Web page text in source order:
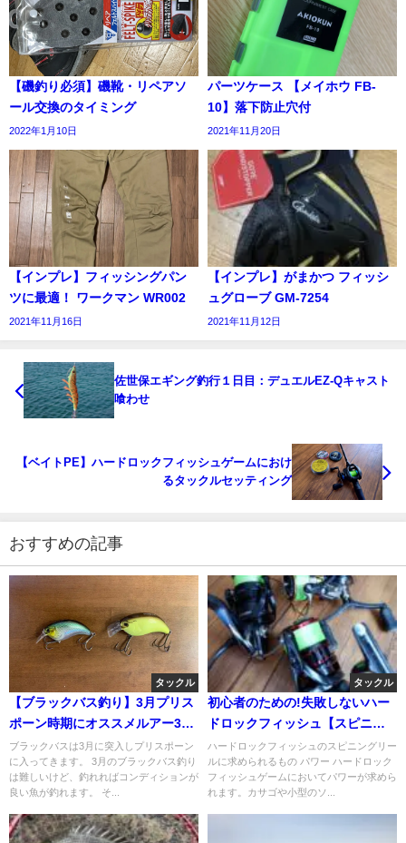
【磯釣り必須】磯靴・リペアソ
ール交換のタイミング
2022年1月10日
パーツケース 【メイホウ FB-
10】落下防止穴付
2021年11月20日
【インプレ】フィッシングパン
ツに最適！ ワークマン WR002
2021年11月16日
【インプレ】がまかつ フィッシ
ュグローブ GM-7254
2021年11月12日
佐世保エギング釣行１日目：デュエルEZ-Qキャスト
喰わせ
【ベイトPE】ハードロックフィッシュゲームにおけ
るタックルセッティング
おすすめの記事
タックル
【ブラックバス釣り】3月プリス
ポーン時期にオススメルアー3
選！！
ブラックバスは3月に突入しプリスポーン
に入ってきます。 3月のブラックバス釣り
は難しいけど、釣れればコンディションが
良い魚が釣れます。 そ...
タックル
初心者のための!失敗しないハー
ドロックフィッシュ【スピニン
グリール編】
ハードロックフィッシュのスピニングリー
ルに求められるもの パワー ハードロック
フィッシュゲームにおいてパワーが求めら
れます。カサゴや小型のソ...